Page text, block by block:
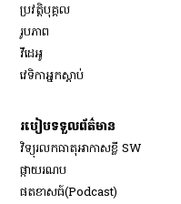
ប្រវត្តិបុគ្គល
រូបភាព
វីដេអូ
វេទិកា​អ្នក​ស្ដាប់
របៀប​ទទួល​ព័ត៌មាន​
វិទ្យុ​រលក​ធាតុអាកាស​ខ្លី SW
​ផ្កាយ​រណប
​ផតខាសធ៍(Podcast)